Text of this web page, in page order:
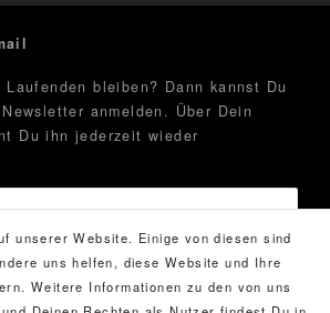
bleiben? Dann kannst Du
anmelden. Über Dein
Du ihn jederzeit wieder
dass ich die
Daten­schutz­erklärung
Einwilligung kann ich jederzeit
unserer Website. Einige von diesen sind
uns helfen, diese Website und Ihre
Weitere Informationen zu den von uns